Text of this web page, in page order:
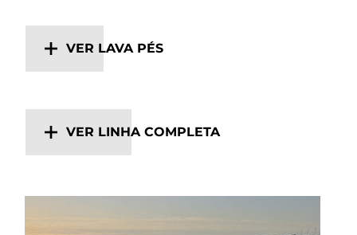
VER LAVA PÉS
VER LINHA COMPLETA